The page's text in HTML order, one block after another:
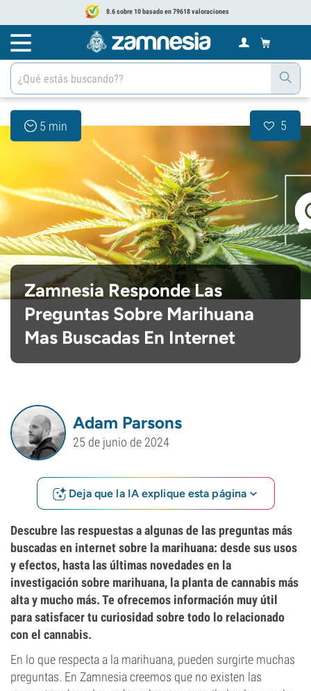
8.6 sobre 10 basado en 79618 valoraciones
5 min 5
Zamnesia Responde Las
Preguntas Sobre Marihuana
Mas Buscadas En Internet
Adam Parsons
25 de junio de 2024
Deja que la IA explique esta página
Descubre las respuestas a algunas de las preguntas más
buscadas en internet sobre la marihuana: desde sus usos
y efectos, hasta las últimas novedades en la
investigación sobre marihuana, la planta de cannabis más
alta y mucho más. Te ofrecemos información muy útil
para satisfacer tu curiosidad sobre todo lo relacionado
con el cannabis.
En lo que respecta a la marihuana, pueden surgirte muchas
preguntas. En Zamnesia creemos que no existen las